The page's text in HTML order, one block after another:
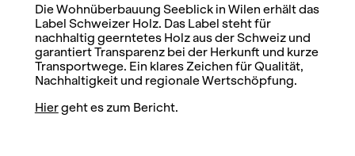
Die Wohnüberbauung Seeblick in Wilen erhält das
Label Schweizer Holz. Das Label steht für
nachhaltig geerntetes Holz aus der Schweiz und
garantiert Transparenz bei der Herkunft und kurze
Transportwege. Ein klares Zeichen für Qualität,
Nachhaltigkeit und regionale Wertschöpfung.
Hiergeht es zum Bericht.